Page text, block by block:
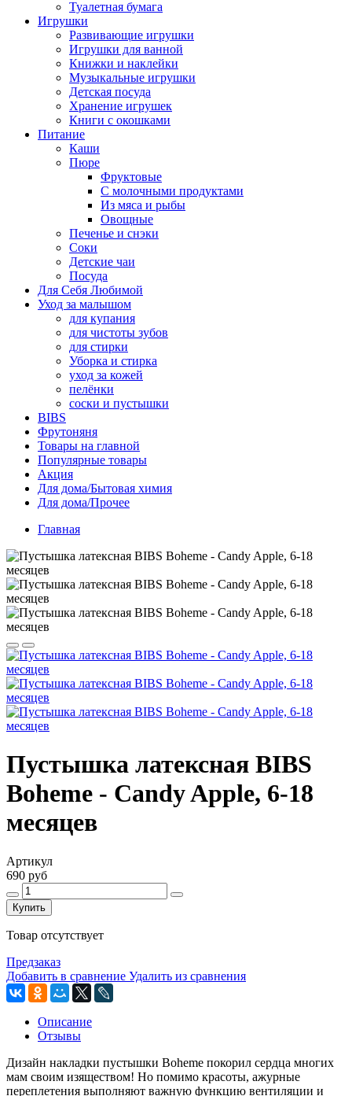
Туалетная бумага
Игрушки
Развивающие игрушки
Игрушки для ванной
Книжки и наклейки
Музыкальные игрушки
Детская посуда
Хранение игрушек
Книги с окошками
Питание
Каши
Пюре
Фруктовые
С молочными продуктами
Из мяса и рыбы
Овощные
Печенье и снэки
Соки
Детские чаи
Посуда
Для Себя Любимой
Уход за малышом
для купания
для чистоты зубов
для стирки
Уборка и стирка
уход за кожей
пелёнки
соски и пустышки
BIBS
Фрутоняня
Товары на главной
Популярные товары
Акция
Для дома/Бытовая химия
Для дома/Прочее
Главная
Пустышка латексная BIBS
Boheme - Candy Apple, 6-18
месяцев
Артикул
690 руб
Купить
Товар отсутствует
Предзаказ
Добавить в сравнение Удалить из сравнения
Описание
Отзывы
Дизайн накладки пустышки Boheme покорил сердца многих
мам своим изяществом! Но помимо красоты, ажурные
переплетения выполняют важную функцию вентиляции и